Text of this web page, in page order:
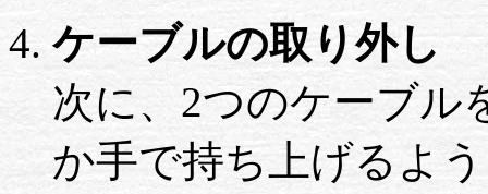
ケーブルの取り外し
次に、2つのケーブル
か手で持ち上げるよ